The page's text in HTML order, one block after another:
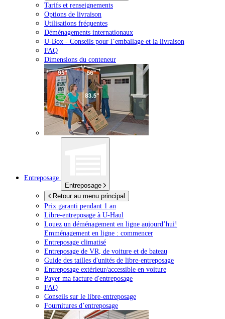
Tarifs et renseignements
Options de livraison
Utilisations fréquentes
Déménagements internationaux
U-Box - Conseils pour l’emballage et la livraison
FAQ
Dimensions du conteneur
Entreposage
Entreposage
Retour au menu principal
Prix garanti pendant 1 an
Libre-entreposage à U-Haul
Louez un déménagement en ligne aujourd’hui!
Emménagement en ligne : commencer
Entreposage climatisé
Entreposage de VR, de voiture et de bateau
Guide des tailles d'unités de libre-entreposage
Entreposage extérieur/accessible en voiture
Payer ma facture d'entreposage
FAQ
Conseils sur le libre-entreposage
Fournitures d’entreposage